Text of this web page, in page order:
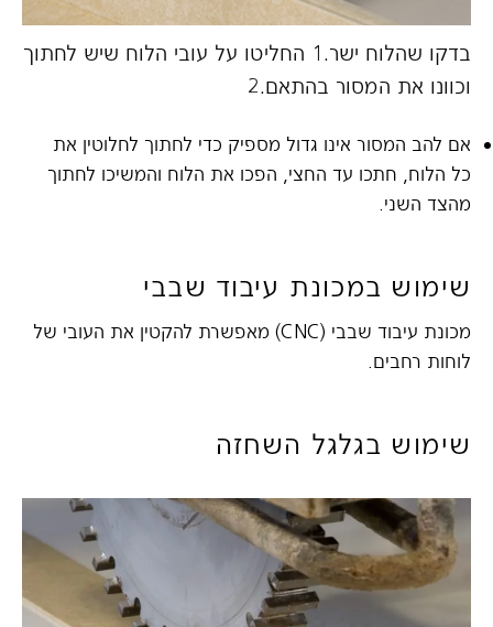
בדקו שהלוח ישר.1 החליטו על עובי הלוח שיש לחתוך
וכוונו את המסור בהתאם.2
אם להב המסור אינו גדול מספיק כדי לחתוך לחלוטין את
כל הלוח, חתכו עד החצי, הפכו את הלוח והמשיכו לחתוך
מהצד השני.
שימוש במכונת עיבוד שבבי
מכונת עיבוד שבבי (CNC) מאפשרת להקטין את העובי של
לוחות רחבים.
שימוש בגלגל השחזה